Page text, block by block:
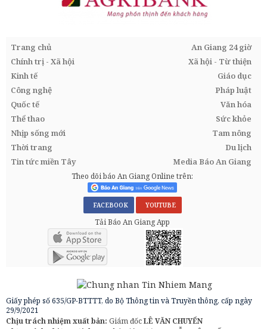
Trang chủ
An Giang 24 giờ
Chính trị - Xã hội
Xã hội - Từ thiện
Kinh tế
Giáo dục
Công nghệ
Pháp luật
Quốc tế
Văn hóa
Thể thao
Sức khỏe
Nhịp sống mới
Tam nông
Thời trang
Du lịch
Tin tức miền Tây
Media Báo An Giang
Theo dõi báo An Giang Online trên:
FACEBOOK YOUTUBE
Tải Báo An Giang App
Giấy phép số 635/GP-BTTTT, do Bộ Thông tin và Truyền thông, cấp ngày
29/9/2021
Chịu trách nhiệm xuất bản: Giám đốcLÊ VĂN CHUYỂN